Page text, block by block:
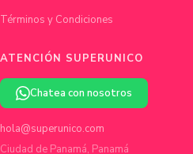
Términos y Condiciones
ATENCIÓN SUPERUNICO
Chatea con nosotros
hola@superunico.com
Ciudad de Panamá, Panamá